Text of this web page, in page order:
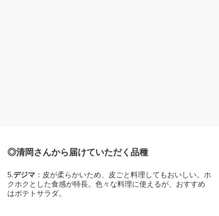
◎清岡さんから届けていただく品種
5.デジマ ：皮が柔らかいため、皮ごと料理してもおいしい。ホ
クホクとした食感が特長。色々な料理に使えるが、おすすめ
はポテトサラダ。